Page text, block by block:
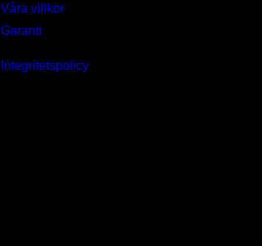
Våra villkor
Garanti
Integritetspolicy